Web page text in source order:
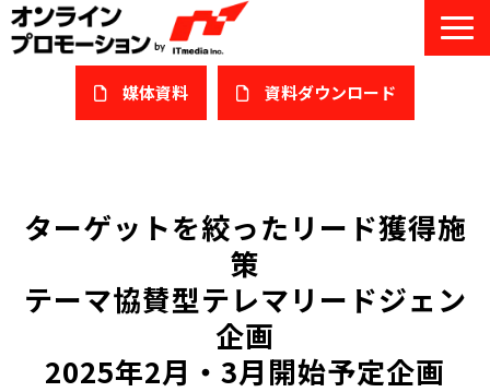
媒体資料 ​資料ダウンロード
私たちについて
サービスガイド/お役立ち資料
課題/ターゲット別で探す
オンライン展示会/協賛ウェビナー
ターゲットを絞ったリード獲得施
策
テーマ協賛型テレマリードジェン
企画
2025年2月・3月開始予定企画